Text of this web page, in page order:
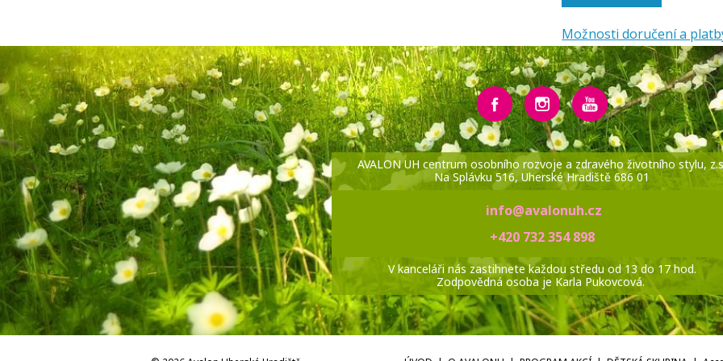
Možnosti doručení a
AVALON UH centrum osobního rozvoje a zdravého životního stylu,
Na Splávku 516, Uherské Hradiště 686 01
info@avalonuh.cz
+420 732 354 898
V kanceláři nás zastihnete každou středu od 13 do 17 hod.
Zodpovědná osoba je Karla Pukovcová.